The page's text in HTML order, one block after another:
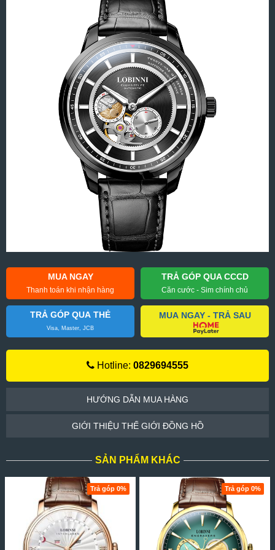
MUA NGAY
Thanh toán khi nhận hàng
TRẢ GÓP QUA CCCD
Căn cước - Sim chính chủ
TRẢ GÓP QUA THẺ
Visa, Master, JCB
MUA NGAY - TRẢ SAU
Hotline: 0829694555
HƯỚNG DẪN MUA HÀNG
GIỚI THIỆU THẾ GIỚI ĐỒNG HỒ
SẢN PHẨM KHÁC
Trả góp 0% Trả góp 0%